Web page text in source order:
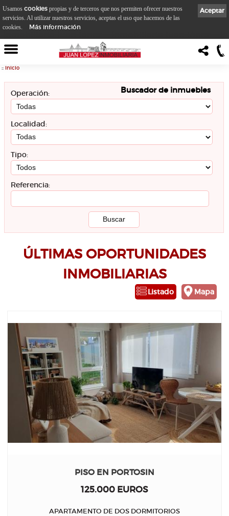
:: Inicio
Buscador de inmuebles
Operación:
Localidad:
Tipo:
Referencia:
ÚLTIMAS OPORTUNIDADES
INMOBILIARIAS
Mapa
Listado
PISO EN PORTOSIN
125.000 EUROS
APARTAMENTO DE DOS DORMITORIOS
Aceptar
Usamos cookies propias y de terceros que nos permiten ofrecer nuestros
servicios. Al utilizar nuestros servicios, aceptas el uso que hacemos de las
cookies.
Más información